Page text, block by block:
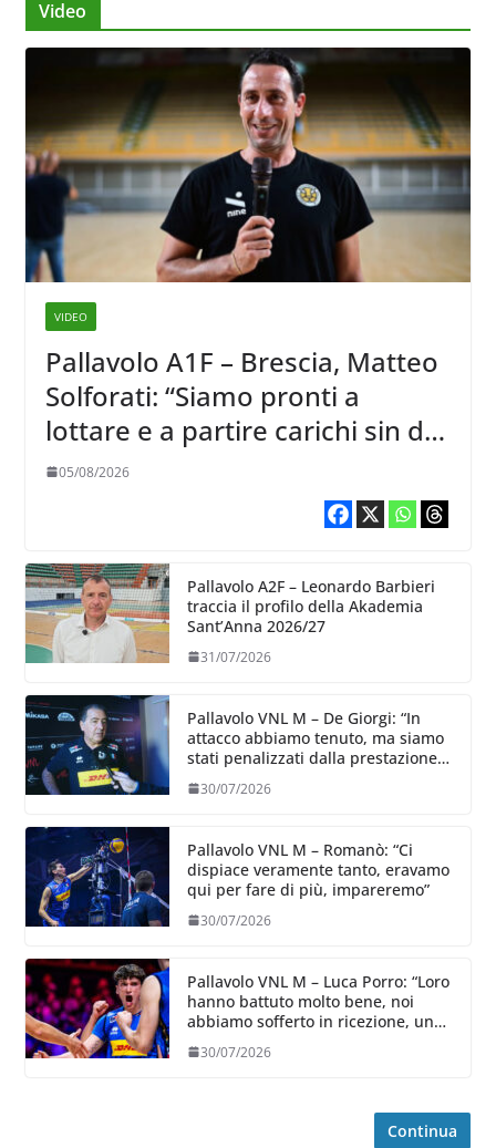
Video
VIDEO
Pallavolo A1F – Brescia, Matteo
Solforati: “Siamo pronti a
lottare e a partire carichi sin dal
primo giorno”
05/08/2026
Pallavolo A2F – Leonardo Barbieri
traccia il profilo della Akademia
Sant’Anna 2026/27
31/07/2026
Pallavolo VNL M – De Giorgi: “In
attacco abbiamo tenuto, ma siamo
stati penalizzati dalla prestazione
30/07/2026
Pallavolo VNL M – Romanò: “Ci
dispiace veramente tanto, eravamo
qui per fare di più, impareremo”
30/07/2026
Pallavolo VNL M – Luca Porro: “Loro
hanno battuto molto bene, noi
abbiamo sofferto in ricezione, uno
30/07/2026
Continua